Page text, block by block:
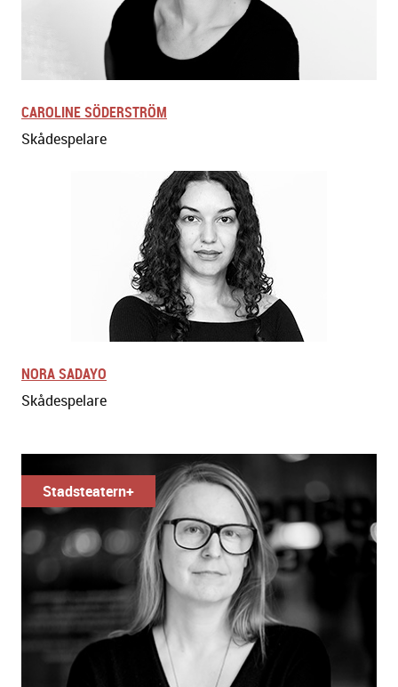
CAROLINE SÖDERSTRÖM
Skådespelare
NORA SADAYO
Skådespelare
Stadsteatern+